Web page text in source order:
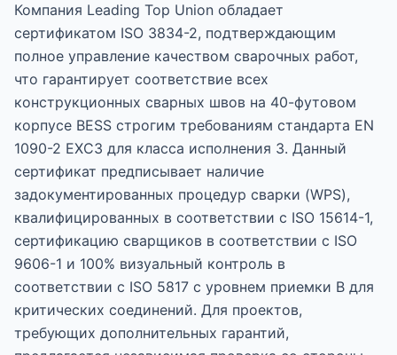
Компания Leading Top Union обладает
сертификатом ISO 3834-2, подтверждающим
полное управление качеством сварочных работ,
что гарантирует соответствие всех
конструкционных сварных швов на 40-футовом
корпусе BESS строгим требованиям стандарта EN
1090-2 EXC3 для класса исполнения 3. Данный
сертификат предписывает наличие
задокументированных процедур сварки (WPS),
квалифицированных в соответствии с ISO 15614-1,
сертификацию сварщиков в соответствии с ISO
9606-1 и 100% визуальный контроль в
соответствии с ISO 5817 с уровнем приемки B для
критических соединений. Для проектов,
требующих дополнительных гарантий,